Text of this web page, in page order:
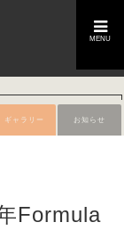
toggle
navigation
MENU
ギャラリー お知らせ
Formula